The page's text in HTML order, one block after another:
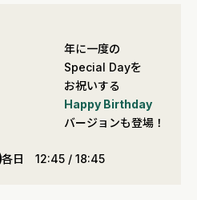
年に一度の
Special Dayを
お祝いする
Happy Birthday
バージョンも登場！
各日 12:45 / 18:45